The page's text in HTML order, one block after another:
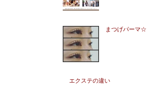
まつげパーマ☆
エクステの違い